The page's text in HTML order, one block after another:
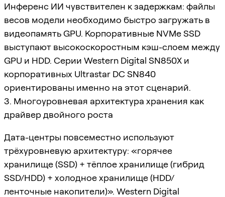
Инференс ИИ чувствителен к задержкам: файлы
весов модели необходимо быстро загружать в
видеопамять GPU. Корпоративные NVMe SSD
выступают высокоскоростным кэш-слоем между
GPU и HDD. Серии Western Digital SN850X и
корпоративных Ultrastar DC SN840
ориентированы именно на этот сценарий.
3. Многоуровневая архитектура хранения как
драйвер двойного роста
Дата-центры повсеместно используют
трёхуровневую архитектуру: «горячее
хранилище (SSD) + тёплое хранилище (гибрид
SSD/HDD) + холодное хранилище (HDD/
ленточные накопители)». Western Digital